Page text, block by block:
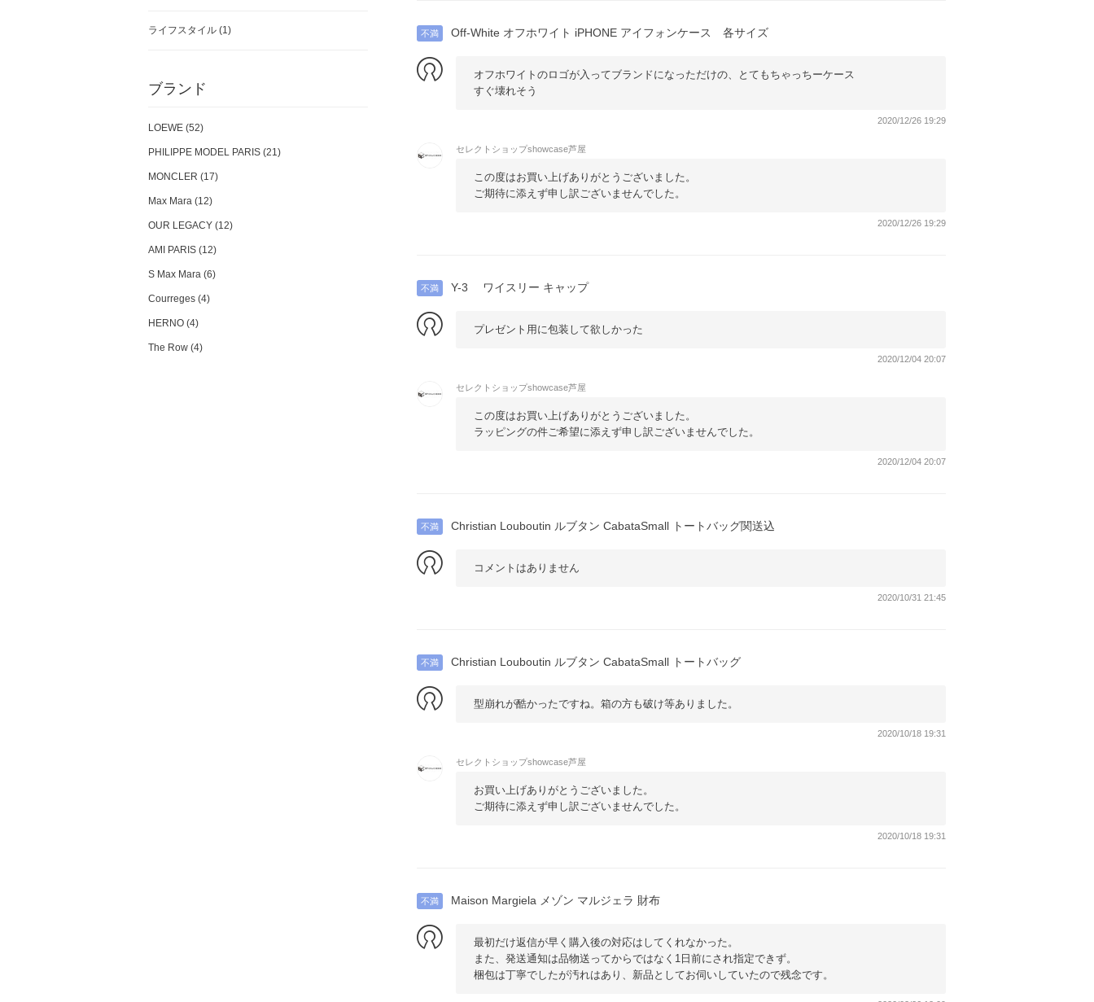
ライフスタイル (1)
ブランド
LOEWE (52)
PHILIPPE MODEL PARIS (21)
MONCLER (17)
Max Mara (12)
OUR LEGACY (12)
AMI PARIS (12)
S Max Mara (6)
Courreges (4)
HERNO (4)
The Row (4)
不満 Off-White オフホワイト iPHONE アイフォンケース 各サイズ
オフホワイトのロゴが入ってブランドになっただけの、とてもちゃっちーケース
すぐ壊れそう
2020/12/26 19:29
セレクトショップshowcase芦屋
この度はお買い上げありがとうございました。
ご期待に添えず申し訳ございませんでした。
2020/12/26 19:29
不満 Y-3 ワイスリー キャップ
プレゼント用に包装して欲しかった
2020/12/04 20:07
セレクトショップshowcase芦屋
この度はお買い上げありがとうございました。
ラッピングの件ご希望に添えず申し訳ございませんでした。
2020/12/04 20:07
不満 Christian Louboutin ルブタン CabataSmall トートバッグ関送込
コメントはありません
2020/10/31 21:45
不満 Christian Louboutin ルブタン CabataSmall トートバッグ
型崩れが酷かったですね。箱の方も破け等ありました。
2020/10/18 19:31
セレクトショップshowcase芦屋
お買い上げありがとうございました。
ご期待に添えず申し訳ございませんでした。
2020/10/18 19:31
不満 Maison Margiela メゾン マルジェラ 財布
最初だけ返信が早く購入後の対応はしてくれなかった。
また、発送通知は品物送ってからではなく1日前にされ指定できず。
梱包は丁寧でしたが汚れはあり、新品としてお伺いしていたので残念です。